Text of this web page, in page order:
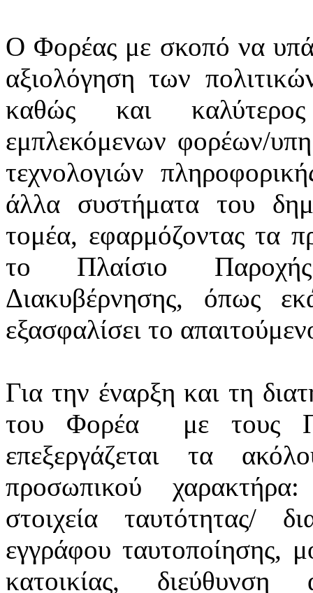
Ο Φορέας με σκοπό να
αξιολόγηση των
καθώς και
εμπλεκόμενων φορέων/
τεχνολογιών
άλλα συστήματα του
τομέα, εφαρμόζοντας τα
το Πλαίσιο
Διακυβέρνησης, όπως
εξασφαλίσει το
Για την έναρξη και τη
του Φορέα
με τους
επεξεργάζεται τα
προσωπικού
στοιχεία ταυτότητας/
εγγράφου ταυτοποίησης,
κατοικίας, διεύθυνση